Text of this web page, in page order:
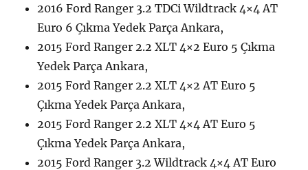
2016 Ford Ranger 3.2 TDCi Wildtrack 4×4 AT
Euro 6 Çıkma Yedek Parça Ankara,
2015 Ford Ranger 2.2 XLT 4×2 Euro 5 Çıkma
Yedek Parça Ankara,
2015 Ford Ranger 2.2 XLT 4×2 AT Euro 5
Çıkma Yedek Parça Ankara,
2015 Ford Ranger 2.2 XLT 4×4 AT Euro 5
Çıkma Yedek Parça Ankara,
2015 Ford Ranger 3.2 Wildtrack 4×4 AT Euro